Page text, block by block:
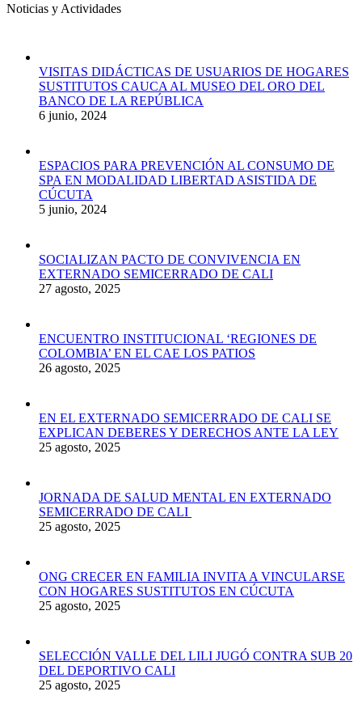
Noticias y Actividades
VISITAS DIDÁCTICAS DE USUARIOS DE HOGARES
SUSTITUTOS CAUCA AL MUSEO DEL ORO DEL
BANCO DE LA REPÚBLICA
6 junio, 2024
ESPACIOS PARA PREVENCIÓN AL CONSUMO DE
SPA EN MODALIDAD LIBERTAD ASISTIDA DE
CÚCUTA
5 junio, 2024
SOCIALIZAN PACTO DE CONVIVENCIA EN
EXTERNADO SEMICERRADO DE CALI
27 agosto, 2025
ENCUENTRO INSTITUCIONAL ‘REGIONES DE
COLOMBIA’ EN EL CAE LOS PATIOS
26 agosto, 2025
EN EL EXTERNADO SEMICERRADO DE CALI SE
EXPLICAN DEBERES Y DERECHOS ANTE LA LEY
25 agosto, 2025
JORNADA DE SALUD MENTAL EN EXTERNADO
SEMICERRADO DE CALI
25 agosto, 2025
ONG CRECER EN FAMILIA INVITA A VINCULARSE
CON HOGARES SUSTITUTOS EN CÚCUTA
25 agosto, 2025
SELECCIÓN VALLE DEL LILI JUGÓ CONTRA SUB 20
DEL DEPORTIVO CALI
25 agosto, 2025